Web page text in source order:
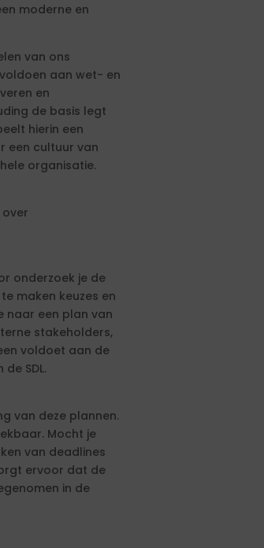
moderne en
van ons
aan wet- en
en
de basis legt
hierin een
een cultuur van
organisatie.
onderzoek je de
maken keuzes en
naar een plan van
stakeholders,
voldoet aan de
SDL.
van deze plannen.
Mocht je
van deadlines
ervoor dat de
in de